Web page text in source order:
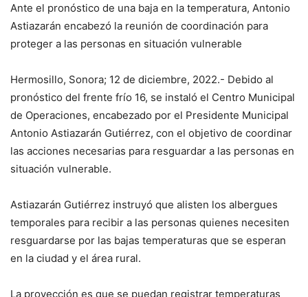
Ante el pronóstico de una baja en la temperatura, Antonio
Astiazarán encabezó la reunión de coordinación para
proteger a las personas en situación vulnerable
Hermosillo, Sonora; 12 de diciembre, 2022.- Debido al
pronóstico del frente frío 16, se instaló el Centro Municipal
de Operaciones, encabezado por el Presidente Municipal
Antonio Astiazarán Gutiérrez, con el objetivo de coordinar
las acciones necesarias para resguardar a las personas en
situación vulnerable.
Astiazarán Gutiérrez instruyó que alisten los albergues
temporales para recibir a las personas quienes necesiten
resguardarse por las bajas temperaturas que se esperan
en la ciudad y el área rural.
La proyección es que se puedan registrar temperaturas